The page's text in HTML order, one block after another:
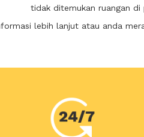
tidak ditemukan ruangan di
lebih lanjut atau anda